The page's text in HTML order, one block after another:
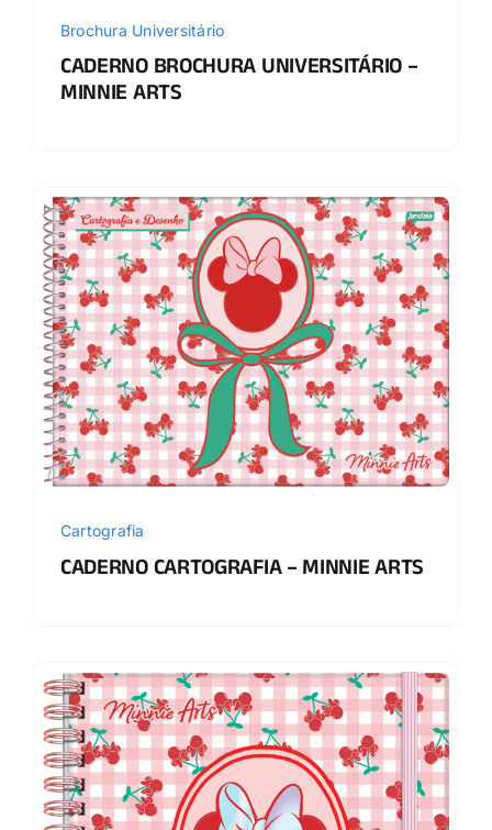
Brochura Universitário
CADERNO BROCHURA UNIVERSITÁRIO –
MINNIE ARTS
Cartografia
CADERNO CARTOGRAFIA – MINNIE ARTS